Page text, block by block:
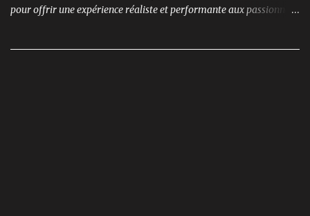
pour offrir une expérience réaliste et performante aux passionnés